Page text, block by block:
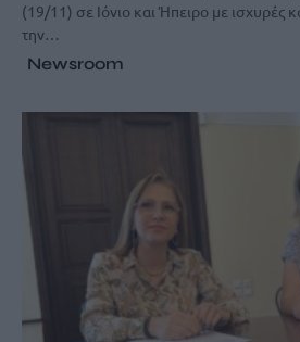
(19/11) σε Ιόνιο και Ήπειρο με ισχυρές
την…
Newsroom